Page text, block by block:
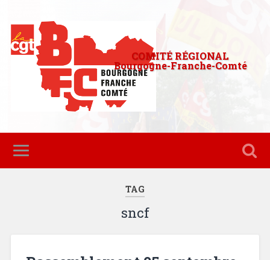
COMITÉ RÉGIONAL
Bourgogne-Franche-Comté
TAG
sncf